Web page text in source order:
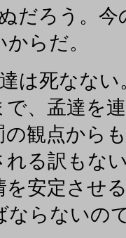
だろう。
らだ。
は死なな
で、孟達を
の観点から
れる訳もな
を安定させ
ならないの